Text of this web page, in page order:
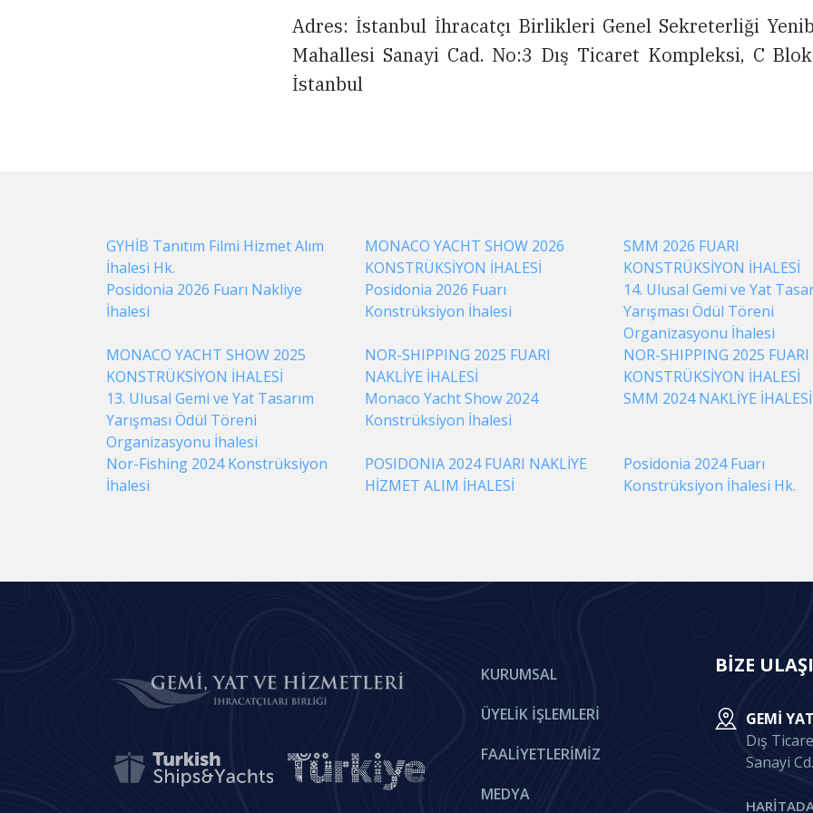
Adres: İstanbul İhracatçı Birlikleri Genel Sekreterliği
Mahallesi Sanayi Cad. No:3 Dış Ticaret Kompleksi, C
İstanbul
GYHİB Tanıtım Filmi Hizmet Alım
İhalesi Hk.
MONACO YACHT SHOW 2026
KONSTRÜKSİYON İHALESİ
SMM 2026 FUARI
KONSTRÜKSİYON İHALESİ
Posidonia 2026 Fuarı Nakliye
İhalesi
Posidonia 2026 Fuarı
Konstrüksiyon İhalesi
14. Ulusal Gemi ve Yat
Yarışması Ödül Töreni
Organizasyonu İhalesi
MONACO YACHT SHOW 2025
KONSTRÜKSİYON İHALESİ
NOR-SHIPPING 2025 FUARI
NAKLİYE İHALESİ
NOR-SHIPPING 2025 FUARI
KONSTRÜKSİYON İHALESİ
13. Ulusal Gemi ve Yat Tasarım
Yarışması Ödül Töreni
Organizasyonu İhalesi
Monaco Yacht Show 2024
Konstrüksiyon İhalesi
SMM 2024 NAKLİYE İHALESİ
Nor-Fishing 2024 Konstrüksiyon
İhalesi
POSIDONIA 2024 FUARI NAKLİYE
HİZMET ALIM İHALESİ
Posidonia 2024 Fuarı
Konstrüksiyon İhalesi Hk.
KURUMSAL
ÜYELIK İŞLEMLERI
FAALIYETLERIMIZ
MEDYA
BİZE
GEMI
Dış
Sanayi